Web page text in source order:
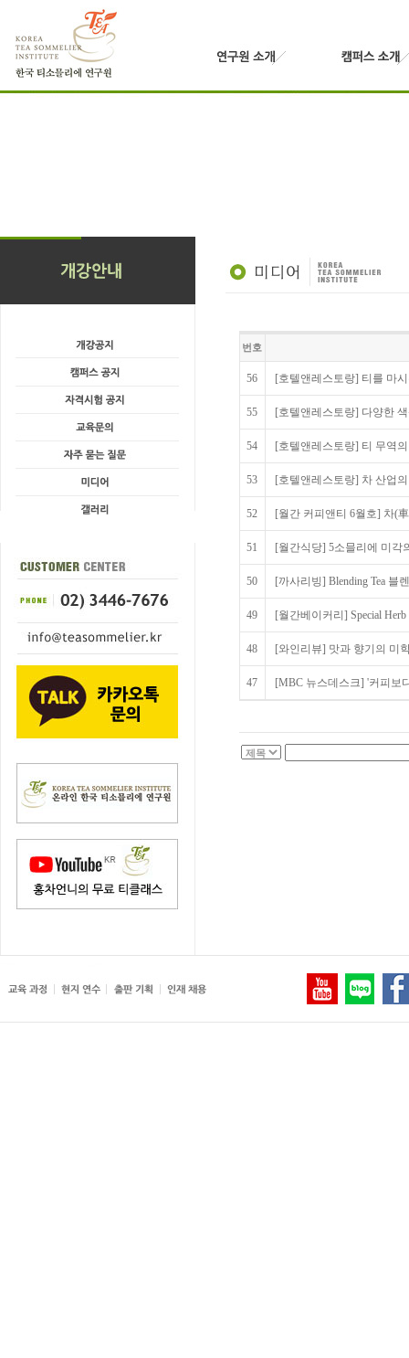
번호
56 [호텔앤레스토랑] 티를 마
55 [호텔앤레스토랑] 다양한
54 [호텔앤레스토랑] 티 무역
53 [호텔앤레스토랑] 차 산업
52 [월간 커피앤티 6월호] 차(
51 [월간식당] 5소믈리에 미각
50 [까사리빙] Blending Tea 블
49 [월간베이커리] Special Herb
48 [와인리뷰] 맛과 향기의 미
47 [MBC 뉴스데스크] '커피보